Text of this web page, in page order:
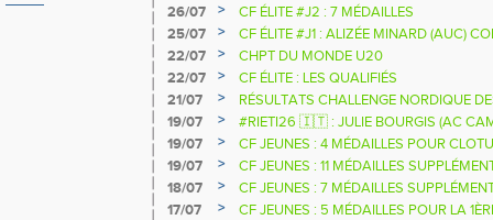
26/07
>
CF ÉLITE #J2 : 7 MÉDAILLES
25/07
>
CF ÉLITE #J1 : ALIZÉE MINARD (AUC)
NATIONALE
22/07 >
CHPT DU MONDE U20
22/07
>
CF ÉLITE : LES QUALIFIÉS
21/07
>
RÉSULTATS CHALLENGE NORDIQUE
2025 2026
19/07 >
#RIETI26 🇮🇹 : JULIE BOURGIS (AC
D'EUROPE U18 DE LA PERCHE
19/07 >
CF JEUNES : 4 MÉDAILLES POUR
19/07
>
CF JEUNES : 11 MÉDAILLES
18/07
>
CF JEUNES : 7 MÉDAILLES
17/07
>
CF JEUNES : 5 MÉDAILLES POUR LA